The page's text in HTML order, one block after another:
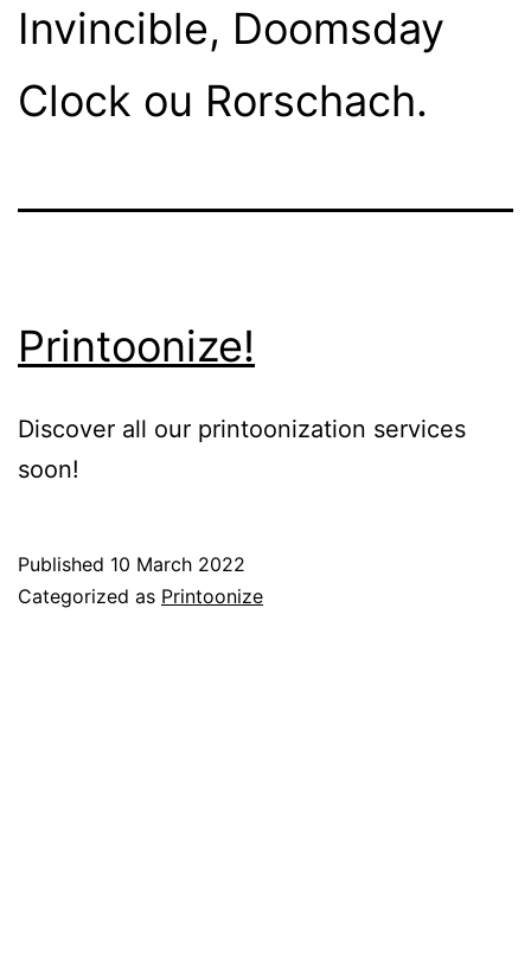
Invincible, Doomsday
Clock ou Rorschach.
Printoonize!
Discover all our printoonization services
soon!
Published 10 March 2022
Categorized as Printoonize